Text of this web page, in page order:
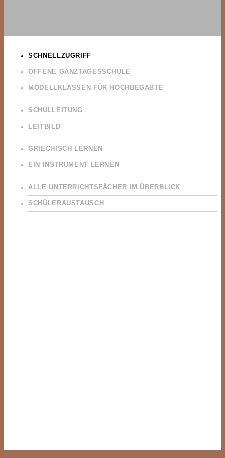
SCHNELLZUGRIFF
OFFENE GANZTAGESSCHULE
MODELLKLASSEN FÜR HOCHBEGABTE
SCHULLEITUNG
LEITBILD
GRIECHISCH LERNEN
EIN INSTRUMENT LERNEN
ALLE UNTERRICHTSFÄCHER IM ÜBERBLICK
SCHÜLERAUSTAUSCH